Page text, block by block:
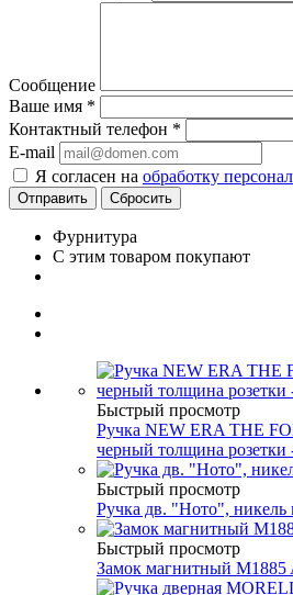
Сообщение
Ваше имя *
Контактный телефон *
E-mail
Я согласен на обработку
Сбросить
Фурнитура
С этим товаром покупают
Быстрый просмотр
Ручка NEW ERA THE
черный толщина розетки
Быстрый просмотр
Ручка дв. "Ното", никель
Быстрый просмотр
Замок магнитный M1885